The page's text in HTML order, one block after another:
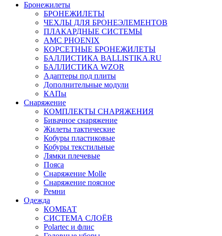
Бронежилеты
БРОНЕЖИЛЕТЫ
ЧЕХЛЫ ДЛЯ БРОНЕЭЛЕМЕНТОВ
ПЛАКАРДНЫЕ СИСТЕМЫ
АМС PHOENIX
КОРСЕТНЫЕ БРОНЕЖИЛЕТЫ
БАЛЛИСТИКА BALLISTIKA.RU
БАЛЛИСТИКА WZOR
Адаптеры под плиты
Дополнительные модули
КАПы
Снаряжение
КОМПЛЕКТЫ СНАРЯЖЕНИЯ
Бивачное снаряжение
Жилеты тактические
Кобуры пластиковые
Кобуры текстильные
Лямки плечевые
Пояса
Снаряжение Molle
Снаряжение поясное
Ремни
Одежда
КОМБАТ
СИСТЕМА СЛОЁВ
Polartec и флис